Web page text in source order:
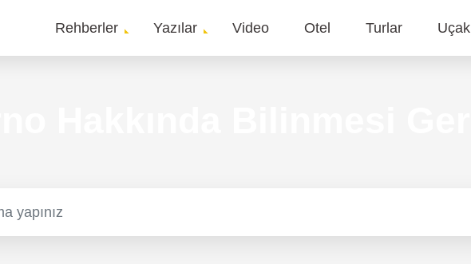
Main
Rehberler Yazılar Video Otel Turlar Uçak